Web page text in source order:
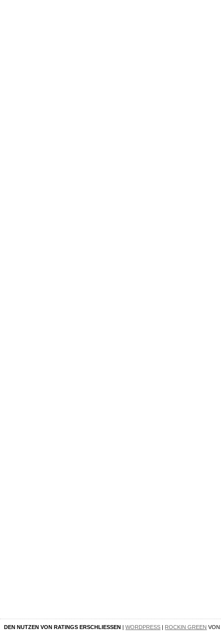
DEN NUTZEN VON RATINGS ERSCHLIESSEN |WORDPRESS | ROCKIN GREEN